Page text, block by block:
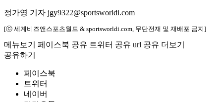
정가영 기자 jgy9322@sportsworldi.com
[ⓒ 세계비즈앤스포츠월드 & sportsworldi.com, 무단전재 및 재배포 금지]
메뉴보기 페이스북 공유 트위터 공유 url 공유 더보기
공유하기
페이스북
트위터
네이버